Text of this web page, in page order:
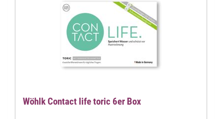
Wöhlk Contact life toric 6er Box